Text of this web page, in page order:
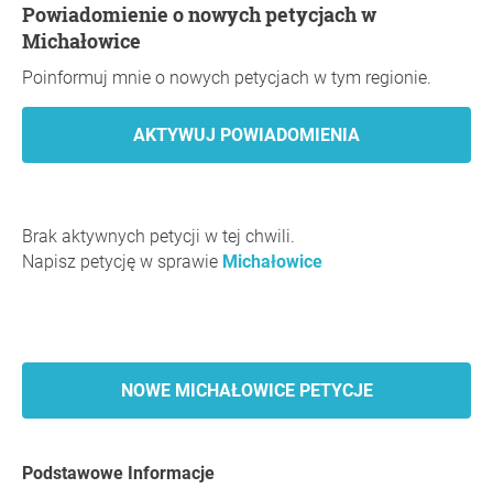
Powiadomienie o nowych petycjach w
Michałowice
Poinformuj mnie o nowych petycjach w tym regionie.
Brak aktywnych petycji w tej chwili.
Napisz petycję w sprawie Michałowice
NOWE MICHAŁOWICE PETYCJE
Podstawowe Informacje